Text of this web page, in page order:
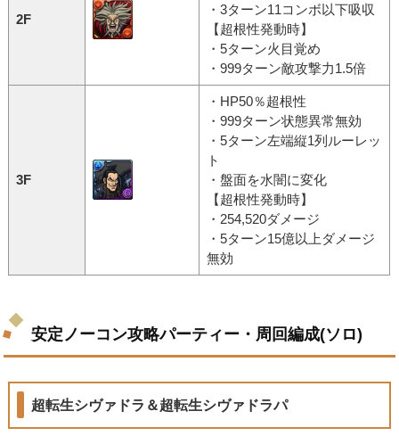
2F
・3ターン11コンボ以下吸収
【超根性発動時】
・5ターン火目覚め
・999ターン敵攻撃力1.5倍
3F
・HP50％超根性
・999ターン状態異常無効
・5ターン左端縦1列ルーレッ
ト
・盤面を水闇に変化
【超根性発動時】
・254,520ダメージ
・5ターン15億以上ダメージ
無効
安定ノーコン攻略パーティー・周回編成(ソロ)
超転生シヴァドラ＆超転生シヴァドラパ